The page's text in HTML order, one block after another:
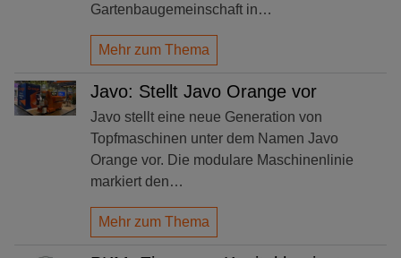
Gartenbaugemeinschaft in…
Mehr zum Thema
Javo: Stellt Javo Orange vor
Javo stellt eine neue Generation von
Topfmaschinen unter dem Namen Javo
Orange vor. Die modulare Maschinenlinie
markiert den…
Mehr zum Thema